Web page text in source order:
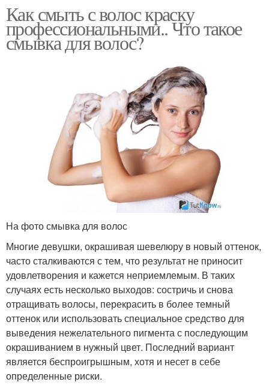
Как смыть с волос краску
профессиональными.. Что такое
смывка для волос?
На фото смывка для волос
Многие девушки, окрашивая шевелюру в новый оттенок,
часто сталкиваются с тем, что результат не приносит
удовлетворения и кажется неприемлемым. В таких
случаях есть несколько выходов: состричь и снова
отращивать волосы, перекрасить в более темный
оттенок или использовать специальное средство для
выведения нежелательного пигмента с последующим
окрашиванием в нужный цвет. Последний вариант
является беспроигрышным, хотя и несет в себе
определенные риски.